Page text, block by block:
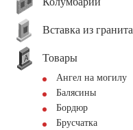
Вставка из гранита
Товары
Ангел на могилу
Балясины
Бордюр
Брусчатка